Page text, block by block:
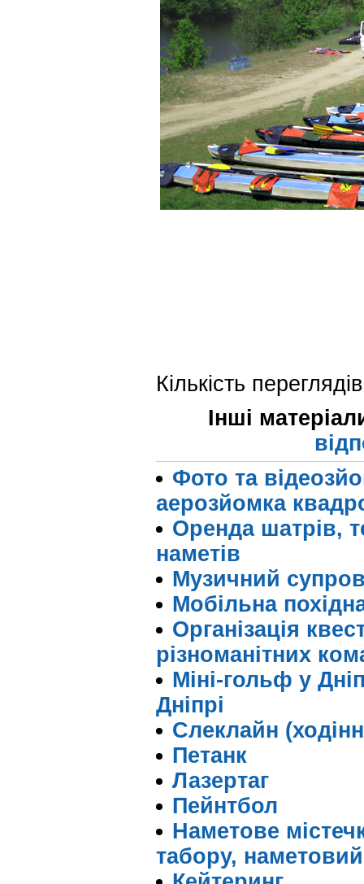
Кількість
Інші
Фото та
аерозйомка
Оренда шатрів,
наметів
Музичний
Мобільна
Організація
різноманітних
Міні-гольф у
Дніпрі
Слеклайн
Петанк
Лазертаг
Пейнтбол
Наметове
табору, наметовий